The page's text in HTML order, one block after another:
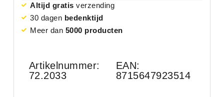
Altijd gratis verzending
30 dagen bedenktijd
Meer dan 5000 producten
Artikelnummer:
72.2033
EAN:
8715647923514